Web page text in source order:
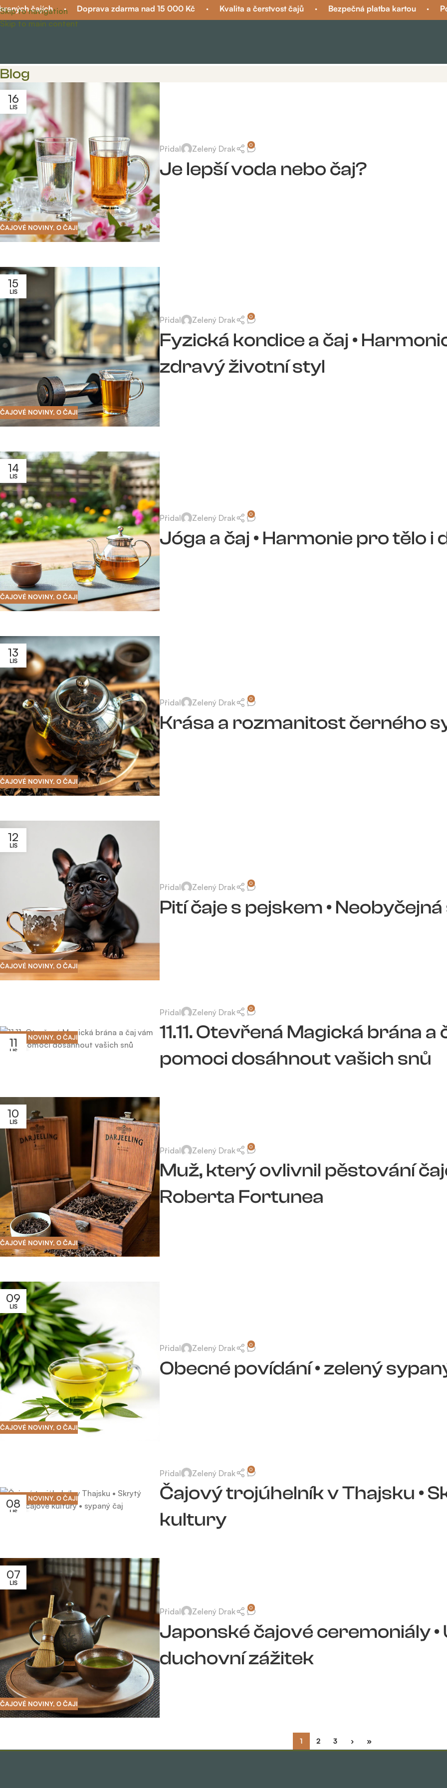
Skip to navigation
Skip to main content
čajích · Doprava zdarma nad 15 000 Kč · Kvalita a čerstvost čajů · Bezpečná platba kartou ·
Blog
16
LIS
ČAJOVÉ NOVINY, O ČAJI
Přidal Zelený Drak 0
Je lepší voda nebo čaj?
15
LIS
ČAJOVÉ NOVINY, O ČAJI
Přidal Zelený Drak 0
Fyzická kondice a čaj •
zdravý životní styl
14
LIS
ČAJOVÉ NOVINY, O ČAJI
Přidal Zelený Drak 0
Jóga a čaj • Harmonie pro tělo i
13
LIS
ČAJOVÉ NOVINY, O ČAJI
Přidal Zelený Drak 0
Krása a rozmanitost černého
12
LIS
ČAJOVÉ NOVINY, O ČAJI
Přidal Zelený Drak 0
Pití čaje s pejskem •
11
LIS
ČAJOVÉ NOVINY, O ČAJI
Přidal Zelený Drak 0
11.11. Otevřená Magická brána
pomoci dosáhnout vašich snů
10
LIS
ČAJOVÉ NOVINY, O ČAJI
Přidal Zelený Drak 0
Muž, který ovlivnil pěstování
Roberta Fortunea
09
LIS
ČAJOVÉ NOVINY, O ČAJI
Přidal Zelený Drak 0
Obecné povídání • zelený
08
LIS
ČAJOVÉ NOVINY, O ČAJI
Přidal Zelený Drak 0
Čajový trojúhelník v Thajsku •
kultury
07
LIS
ČAJOVÉ NOVINY, O ČAJI
Přidal Zelený Drak 0
Japonské čajové ceremoniály •
duchovní zážitek
1 2 3 › »